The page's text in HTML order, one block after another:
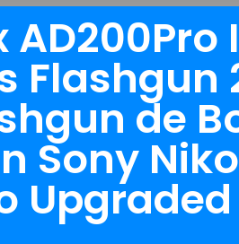
Flashgun
de
Sony
Upgraded